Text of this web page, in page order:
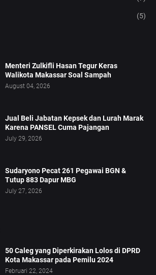
(5)
Menteri Zulkifli Hasan Tegur Keras
Walikota Makassar Soal Sampah
August 04, 2026
Jual Beli Jabatan Kepsek dan Lurah Marak
Karena PANSEL Cuma Pajangan
July 29, 2026
Sudaryono Pecat 261 Pegawai BGN &
Tutup 883 Dapur MBG
July 27, 2026
50 Caleg yang Diperkirakan Lolos di DPRD
Kota Makassar pada Pemilu 2024
Februari 22, 2024